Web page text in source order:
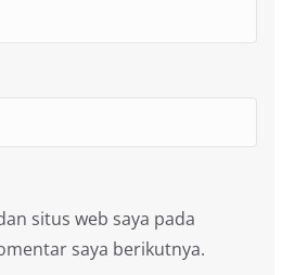
situs web saya pada
saya berikutnya.